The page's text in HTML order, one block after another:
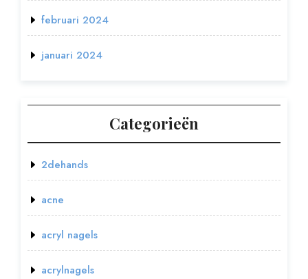
februari 2024
januari 2024
Categorieën
2dehands
acne
acryl nagels
acrylnagels